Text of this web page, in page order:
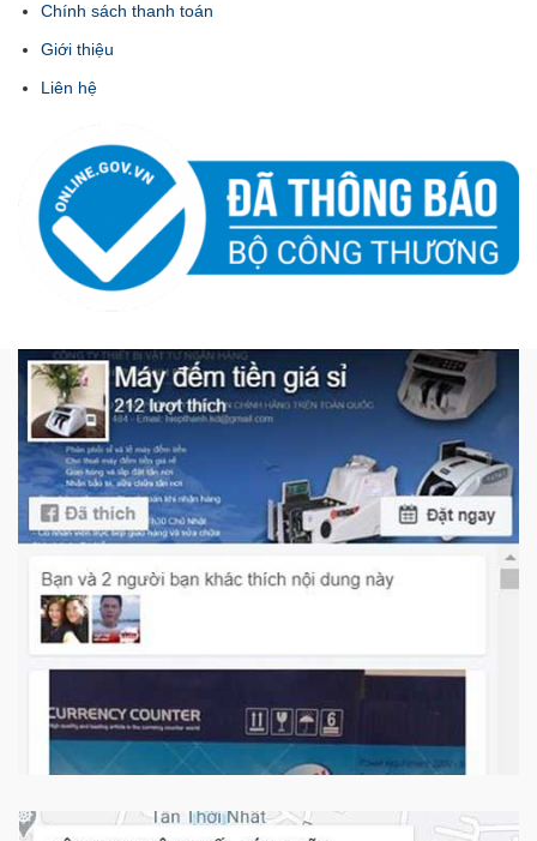
Chính sách thanh toán
Giới thiệu
Liên hệ